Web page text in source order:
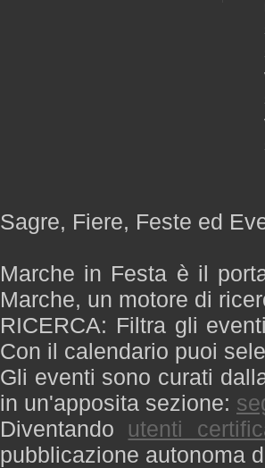
Sagre, Fiere, Feste ed
Marche in Festa è il
Marche, un motore di
RICERCA: Filtra gli
Con il calendario puoi
Gli eventi sono curati
in un'apposita sezione:
Diventando utenti
pubblicazione autonoma